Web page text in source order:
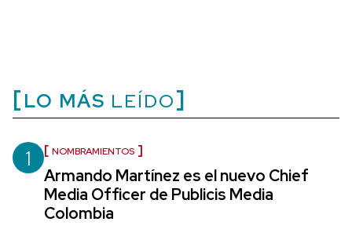
LO MÁS LEÍDO
1 NOMBRAMIENTOS
Armando Martínez es el nuevo Chief
Media Officer de Publicis Media
Colombia